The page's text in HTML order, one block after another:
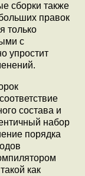
сборки также
правок
только
с
упростит
состава и
набор
порядка
как